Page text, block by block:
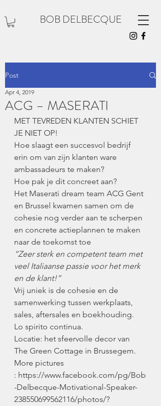
BOB DELBECQUE
Post
ACG – MASERATI
Apr 4, 2019
MET TEVREDEN KLANTEN SCHIET
JE NIET OP!
Hoe slaagt een succesvol bedrijf
erin om van zijn klanten ware
ambassadeurs te maken?
Hoe pak je dit concreet aan?
Het Maserati dream team ACG Gent
en Brussel kwamen samen om de
cohesie nog verder aan te scherpen
en concrete actieplannen te maken
naar de toekomst toe
“Zeer sterk en competent team met
veel Italiaanse passie voor het merk
en de klant!”
Vrij uniek is de cohesie en de
samenwerking tussen werkplaats,
sales, aftersales en boekhouding.
Lo spirito continua.
Locatie: het sfeervolle decor van
The Green Cottage in Brussegem.
More pictures
: https://www.facebook.com/pg/Bob
-Delbecque-Motivational-Speaker-
238550699562116/photos/?